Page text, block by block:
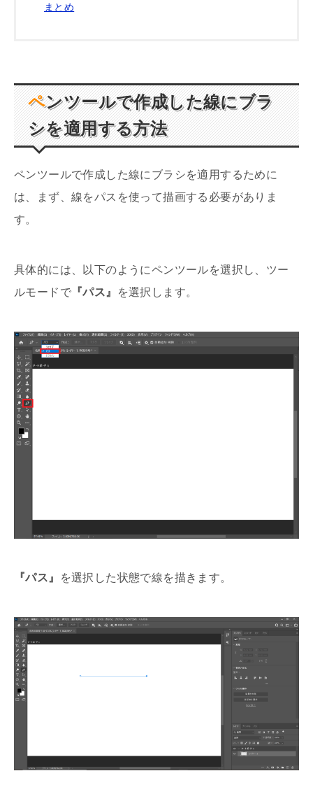
まとめ
ペンツールで作成した線にブラ
シを適用する方法
ペンツールで作成した線にブラシを適用するために
は、まず、線をパスを使って描画する必要がありま
す。
具体的には、以下のようにペンツールを選択し、ツー
ルモードで 『パス』 を選択します。
『パス』 を選択した状態で線を描きます。